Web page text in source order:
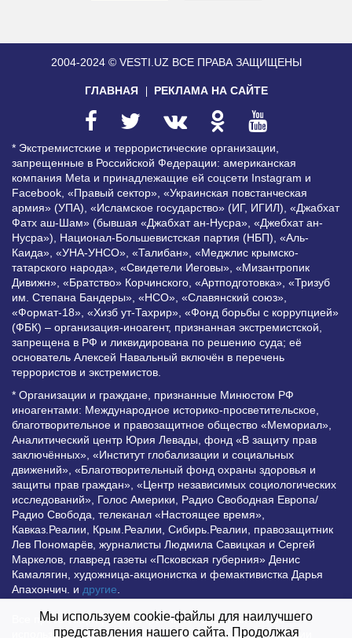
2004-2024 © VESTI.UZ ВСЕ ПРАВА ЗАЩИЩЕНЫ
ГЛАВНАЯ РЕКЛАМА НА САЙТЕ
* Экстремистские и террористические организации,
запрещенные в Российской Федерации: американская
компания Meta и принадлежащие ей соцсети Instagram и
Facebook, «Правый сектор», «Украинская повстанческая
армия» (УПА), «Исламское государство» (ИГ, ИГИЛ), «Джабхат
Фатх аш-Шам» (бывшая «Джабхат ан-Нусра», «Джебхат ан-
Нусра»), Национал-Большевистская партия (НБП), «Аль-
Каида», «УНА-УНСО», «Талибан», «Меджлис крымско-
татарского народа», «Свидетели Иеговы», «Мизантропик
Дивижн», «Братство» Корчинского, «Артподготовка», «Тризуб
им. Степана Бандеры», «НСО», «Славянский союз»,
«Формат-18», «Хизб ут-Тахрир», «Фонд борьбы с коррупцией»
(ФБК) – организация-иноагент, признанная экстремистской,
запрещена в РФ и ликвидирована по решению суда; её
основатель Алексей Навальный включён в перечень
террористов и экстремистов.
* Организации и граждане, признанные Минюстом РФ
иноагентами: Международное историко-просветительское,
благотворительное и правозащитное общество «Мемориал»,
Аналитический центр Юрия Левады, фонд «В защиту прав
заключённых», «Институт глобализации и социальных
движений», «Благотворительный фонд охраны здоровья и
защиты прав граждан», «Центр независимых социологических
исследований», Голос Америки, Радио Свободная Европа/
Радио Свобода, телеканал «Настоящее время»,
Кавказ.Реалии, Крым.Реалии, Сибирь.Реалии, правозащитник
Лев Пономарёв, журналисты Людмила Савицкая и Сергей
Маркелов, главред газеты «Псковская губерния» Денис
Камалягин, художница-акционистка и фемактивистка Дарья
Апахончич. и другие
Все права защищены и охраняются законом. Любое
использование материалов сайта допустимо при условии
Мы используем cookie-файлы для наилучшего
представления нашего сайта. Продолжая